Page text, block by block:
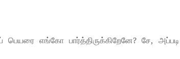
எங்கோ பார்த்திருக்கிறேனே? சே, அப்படி